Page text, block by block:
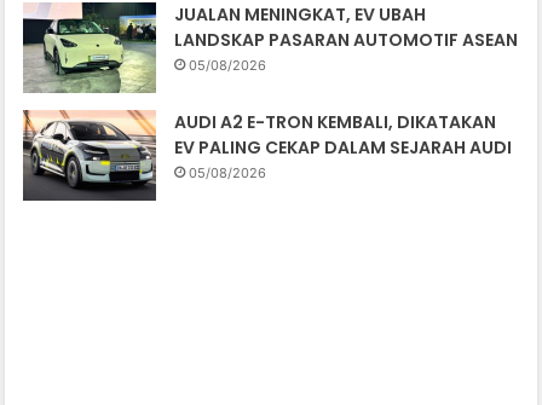
JUALAN MENINGKAT, EV UBAH
LANDSKAP PASARAN AUTOMOTIF ASEAN
05/08/2026
AUDI A2 E-TRON KEMBALI, DIKATAKAN
EV PALING CEKAP DALAM SEJARAH AUDI
05/08/2026